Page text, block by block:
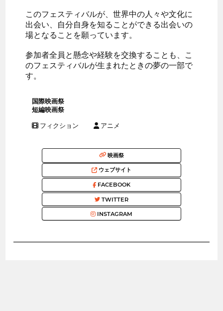
このフェスティバルが、世界中の人々や文化に
出会い、自分自身を知ることができる出会いの
場となることを願っています。
参加者全員と懸念や経験を交換することも、こ
のフェスティバルが生まれたときの夢の一部で
す。
国際映画祭
短編映画祭
フィクション アニメ
映画祭
ウェブサイト
FACEBOOK
TWITTER
INSTAGRAM